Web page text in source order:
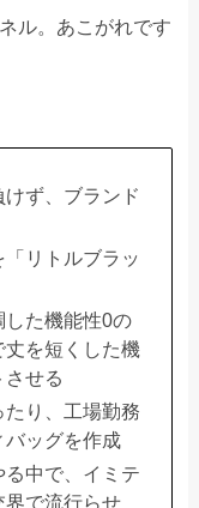
ル。あこがれです
ず、ブランド
リトルブラッ
した機能性0の
丈を短くした機
せる
り、工場勤務
バッグを作成
中で、イミテ
界で流行らせ